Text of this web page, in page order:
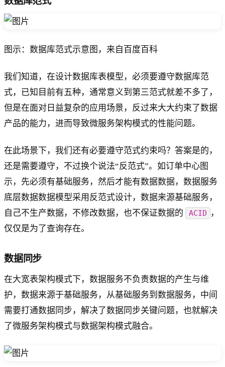
图示：数据库范式示意图，来自百度百科
我们知道，在设计数据库表模型，必须要遵守数据库范
式，已知目前有五种，通常意义到第三范式就差不多了，
但是在面对日益复杂的应用场景，反过来大大约束了数据
产品的能力，进而导致微服务架构模式的性能问题。
在此场景下，我们还有必要遵守范式约束吗？答案是的，
还是需要遵守，不过换个说法“反范式”。如订单中心图
示，先必须有基础服务，然后才能有数据数据，数据服务
底层数据数据模型采用反范式设计，数据来源基础服务，
自己不生产数据，不修改数据，也不保证数据的
ACID
，
仅仅是为了查询存在。
数据同步
在大宽表架构模式下，数据服务不负责数据的产生与维
护，数据来源于基础服务，从基础服务到数据服务，中间
需要打通数据同步，解决了数据同步关键问题，也就解决
了微服务架构模式与数据架构模式融合。